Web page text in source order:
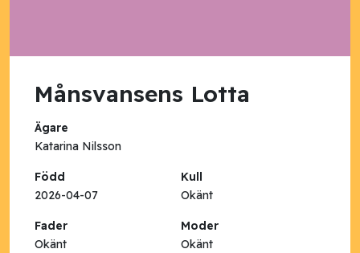
Månsvansens Lotta
Ägare
Katarina Nilsson
Född
Kull
2026-04-07
Okänt
Fader
Moder
Okänt
Okänt